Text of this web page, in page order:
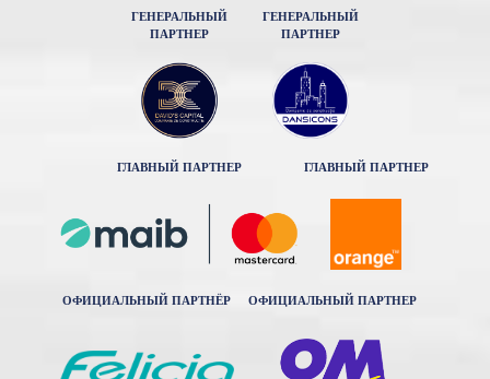
ГЕНЕРАЛЬНЫЙ
ПАРТНЕР
ГЕНЕРАЛЬНЫЙ
ПАРТНЕР
ГЛАВНЫЙ ПАРТНЕР ГЛАВНЫЙ ПАРТНЕР
ОФИЦИАЛЬНЫЙ ПАРТНЁР ОФИЦИАЛЬНЫЙ ПАРТНЕР